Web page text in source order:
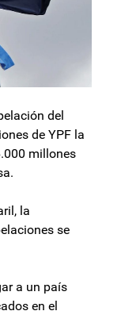
del
de YPF la
millones
la
se
a un país
en el